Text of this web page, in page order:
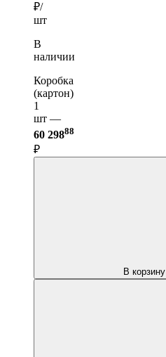
₽/
шт
В
наличии
Коробка
(картон)
1
шт —
60 29888
₽
В корзину